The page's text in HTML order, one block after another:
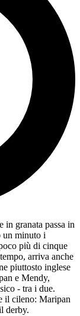
granata passa in
un minuto i
più di cinque
arriva anche
piuttosto inglese
e Mendy,
- tra i due.
il cileno: Maripan
derby.